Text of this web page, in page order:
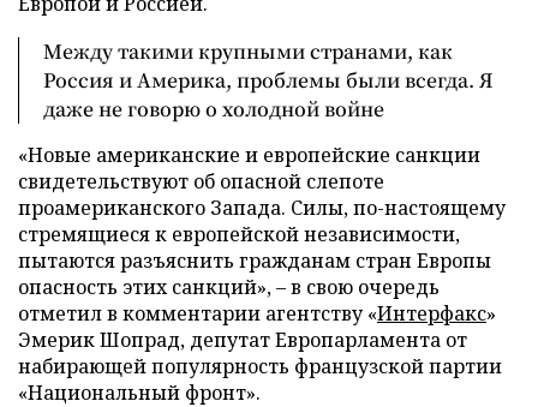
Между такими крупными странами, как
Россия и Америка, проблемы были всегда. Я
даже не говорю о холодной войне
«Новые американские и европейские санкции
свидетельствуют об опасной слепоте
проамериканского Запада. Силы, по-настоящему
стремящиеся к европейской независимости,
пытаются разъяснить гражданам стран Европы
опасность этих санкций», – в свою очередь
отметил в комментарии агентству«Интерфакс»
Эмерик Шопрад, депутат Европарламента от
набирающей популярность французской партии
«Национальный фронт».